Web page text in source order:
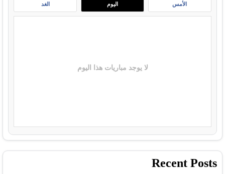
الأمس اليوم الغد
لا يوجد مباريات هذا اليوم
Recent Posts